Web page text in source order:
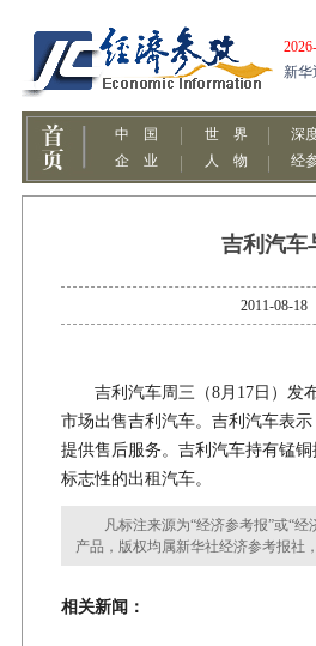
吉利汽车
2011-08-
吉利汽车周三（8月17日）发布
市场出售吉利汽车。吉利汽车表
提供售后服务。吉利汽车持有锰
标志性的出租汽车。
凡标注来源为“经济参考报”或“经
产品，版权均属新华社经济参考报社
相关新闻：